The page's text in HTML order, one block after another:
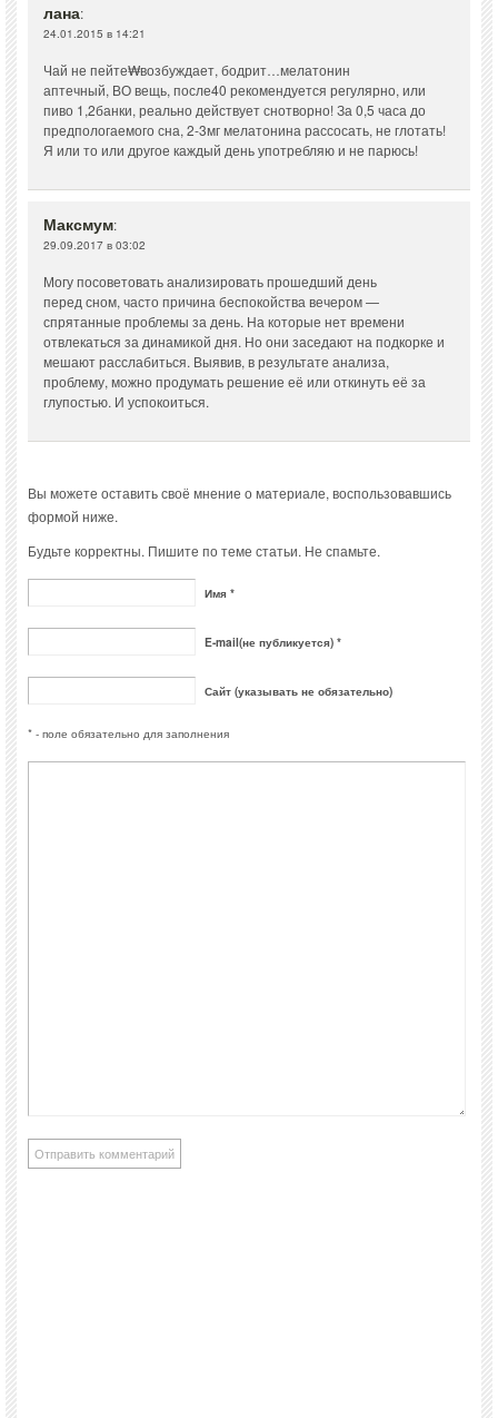
лана:
24.01.2015 в 14:21
Чай не пейте₩возбуждает, бодрит…мелатонин
аптечный, ВО вещь, после40 рекомендуется регулярно, или
пиво 1,2банки, реально действует снотворно! За 0,5 часа до
предпологаемого сна, 2-3мг мелатонина рассосать, не глотать!
Я или то или другое каждый день употребляю и не парюсь!
Максмум:
29.09.2017 в 03:02
Могу посоветовать анализировать прошедший день
перед сном, часто причина беспокойства вечером —
спрятанные проблемы за день. На которые нет времени
отвлекаться за динамикой дня. Но они заседают на подкорке и
мешают расслабиться. Выявив, в результате анализа,
проблему, можно продумать решение её или откинуть её за
глупостью. И успокоиться.
Вы можете оставить своё мнение о материале, воспользовавшись
формой ниже.
Будьте корректны. Пишите по теме статьи. Не спамьте.
Имя *
E-mail(не публикуется) *
Сайт (указывать не обязательно)
* - поле обязательно для заполнения